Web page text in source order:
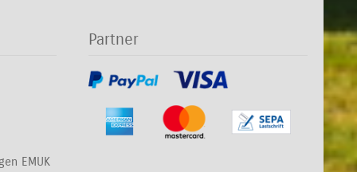
EMUK
Partner